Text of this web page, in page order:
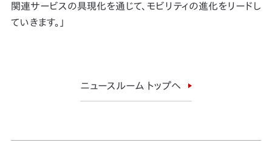
関連サービスの具現化を通じて、モビリティの進化をリードし
ていきます。」
ニュースルーム トップへ